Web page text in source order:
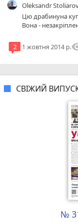
Oleksandr
Цю драбинуна
Вона -
драбину, дати по
2 1 жовтня 2014 р.
СВІЖИЙ
№